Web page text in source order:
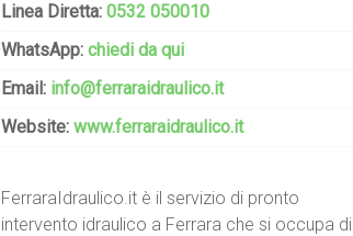
Linea Diretta:0532 050010
WhatsApp:chiedi da qui
Email: info@ferraraidraulico.it
Website:www.ferraraidraulico.it
FerraraIdraulico.it è il servizio di pronto
intervento idraulico a Ferrara che si occupa di